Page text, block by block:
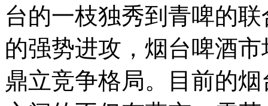
台的一枝独秀到青啤的
的强势进攻，烟台啤酒
鼎立竞争格局。
目前的